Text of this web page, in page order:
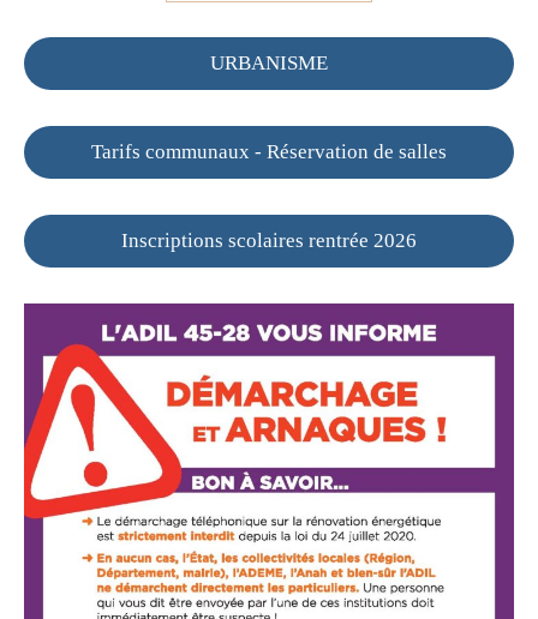
URBANISME
Tarifs communaux - Réservation de salles
Inscriptions scolaires rentrée 2026